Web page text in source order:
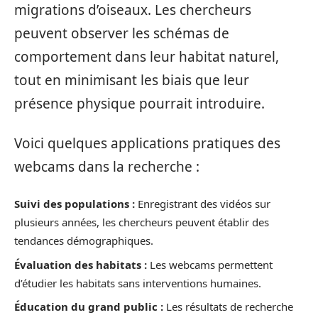
migrations d’oiseaux. Les chercheurs
peuvent observer les schémas de
comportement dans leur habitat naturel,
tout en minimisant les biais que leur
présence physique pourrait introduire.
Voici quelques applications pratiques des
webcams dans la recherche :
Suivi des populations : Enregistrant des vidéos sur
plusieurs années, les chercheurs peuvent établir des
tendances démographiques.
Évaluation des habitats : Les webcams permettent
d’étudier les habitats sans interventions humaines.
Éducation du grand public : Les résultats de recherche